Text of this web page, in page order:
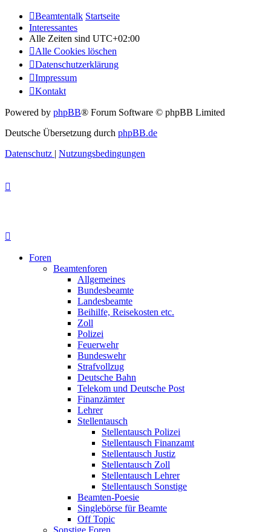
Beamtentalk Startseite
Interessantes
Alle Zeiten sind UTC+02:00
Alle Cookies löschen
Datenschutzerklärung
Impressum
Kontakt
Powered by phpBB® Forum Software © phpBB Limited
Deutsche Übersetzung durch phpBB.de
Datenschutz | Nutzungsbedingungen
Foren
Beamtenforen
Allgemeines
Bundesbeamte
Landesbeamte
Beihilfe, Reisekosten etc.
Zoll
Polizei
Feuerwehr
Bundeswehr
Strafvollzug
Deutsche Bahn
Telekom und Deutsche Post
Finanzämter
Lehrer
Stellentausch
Stellentausch Polizei
Stellentausch Finanzamt
Stellentausch Justiz
Stellentausch Zoll
Stellentausch Lehrer
Stellentausch Sonstige
Beamten-Poesie
Singlebörse für Beamte
Off Topic
Sonstige Foren